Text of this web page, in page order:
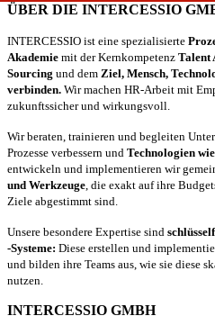
ÜBER DIE INTERCESSIO
INTERCESSIO ist eine spezialisierte
Akademie mit der Kernkompetenz Talent
Sourcing und dem Ziel, Mensch,
verbinden. Wir machen HR-Arbeit mit
zukunftssicher und wirkungsvoll.
Wir beraten, trainieren und begleiten
Prozesse verbessern und Technologien
entwickeln und implementieren wir
und Werkzeuge , die exakt auf ihre
Ziele abgestimmt sind.
Unsere besondere Expertise sind
-Systeme: Diese erstellen und
und bilden ihre Teams aus, wie sie diese
nutzen.
INTERCESSIO GMBH